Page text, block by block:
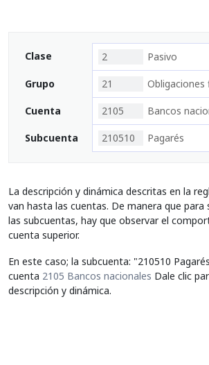
Clase 2 Pasivo
Grupo 21 Obligaciones
Cuenta 2105 Bancos
Subcuenta 210510 Pagarés
La descripción y dinámica descritas en la
van hasta las cuentas. De manera que
las subcuentas, hay que observar el
cuenta superior.
En este caso; la subcuenta: "210510
cuenta 2105 Bancos nacionales Dale clic
descripción y dinámica.